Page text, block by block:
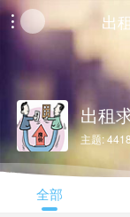

出租
主题:
全部